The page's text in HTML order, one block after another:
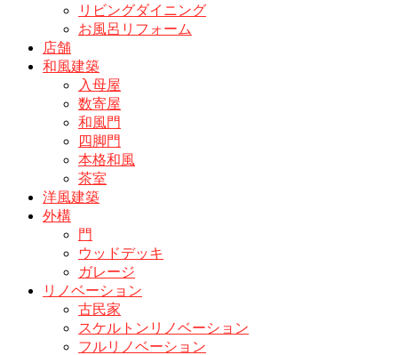
リビングダイニング
お風呂リフォーム
店舗
和風建築
入母屋
数寄屋
和風門
四脚門
本格和風
茶室
洋風建築
外構
門
ウッドデッキ
ガレージ
リノベーション
古民家
スケルトンリノベーション
フルリノベーション